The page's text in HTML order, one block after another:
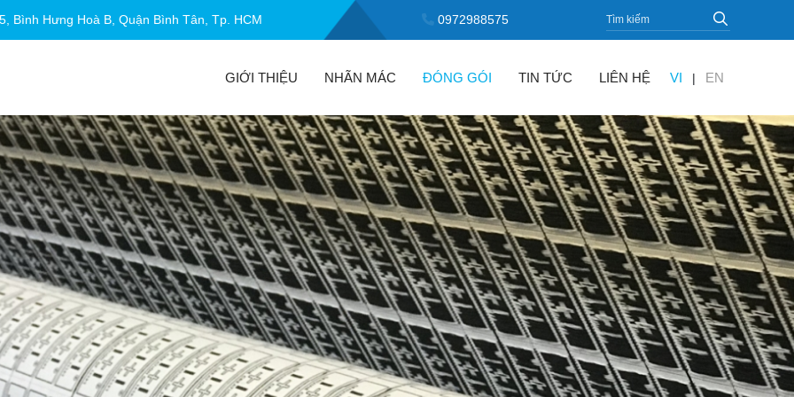
Bình Hưng Hoà B, Quận Bình Tân, Tp. HCM 0972988575
GIỚI THIỆU NHÃN MÁC ĐÓNG GÓI TIN TỨC LIÊN HỆ VI | EN